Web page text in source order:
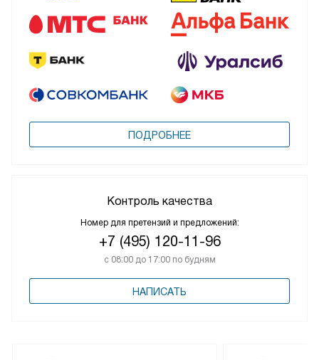
ПОДРОБНЕЕ
Контроль качества
Номер для претензий и предложений:
+7 (495) 120-11-96
с 08:00 до 17:00 по будням
НАПИСАТЬ